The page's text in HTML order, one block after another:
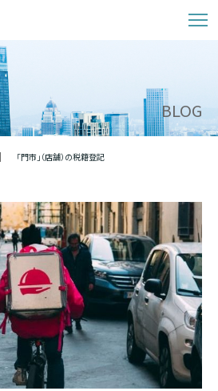
BLOG
「門市」（店舗）の税籍登記